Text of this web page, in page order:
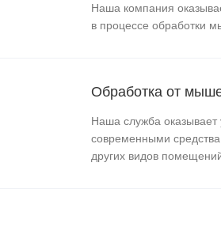
Наша компания
в процессе обработки
Обработка от
Наша служба
современными
других видов